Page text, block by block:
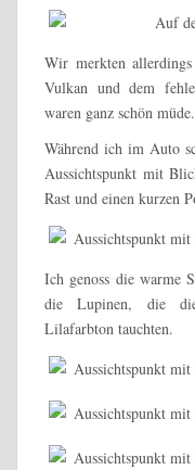
Wir merkten
Vulkan und dem
waren ganz schön müde.
Während ich im Auto
Aussichtspunkt mit
Rast und einen kurzen
Ich genoss die warme
die Lupinen, die
Lilafarbton tauchten.